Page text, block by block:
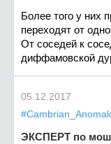
Более того у них
переходят от
От соседей к
диффамовской
05.12.2017
ЭКСПЕРТ по